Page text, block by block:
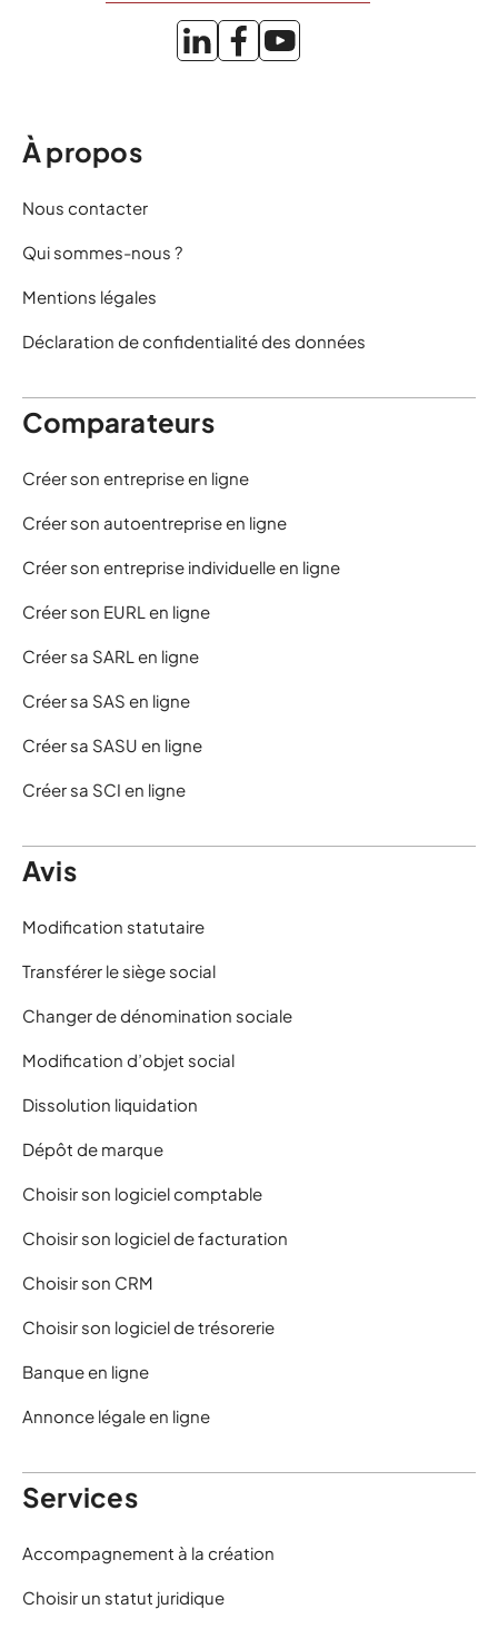
À propos
Nous contacter
Qui sommes-nous ?
Mentions légales
Déclaration de confidentialité des données
Comparateurs
Créer son entreprise en ligne
Créer son autoentreprise en ligne
Créer son entreprise individuelle en ligne
Créer son EURL en ligne
Créer sa SARL en ligne
Créer sa SAS en ligne
Créer sa SASU en ligne
Créer sa SCI en ligne
Avis
Modification statutaire
Transférer le siège social
Changer de dénomination sociale
Modification d’objet social
Dissolution liquidation
Dépôt de marque
Choisir son logiciel comptable
Choisir son logiciel de facturation
Choisir son CRM
Choisir son logiciel de trésorerie
Banque en ligne
Annonce légale en ligne
Services
Accompagnement à la création
Choisir un statut juridique